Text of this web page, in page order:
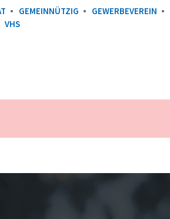
GEMEINNÜTZIG GEWERBEVEREIN
VHS